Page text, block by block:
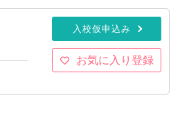
入校仮申込み
お気に入り登録